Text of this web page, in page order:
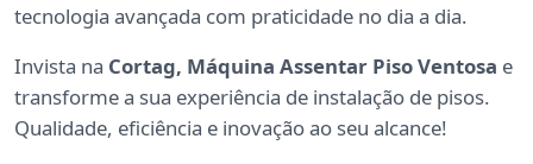
tecnologia avançada com praticidade no dia a dia.
Invista na Cortag, Máquina Assentar Piso Ventosa e
transforme a sua experiência de instalação de pisos.
Qualidade, eficiência e inovação ao seu alcance!